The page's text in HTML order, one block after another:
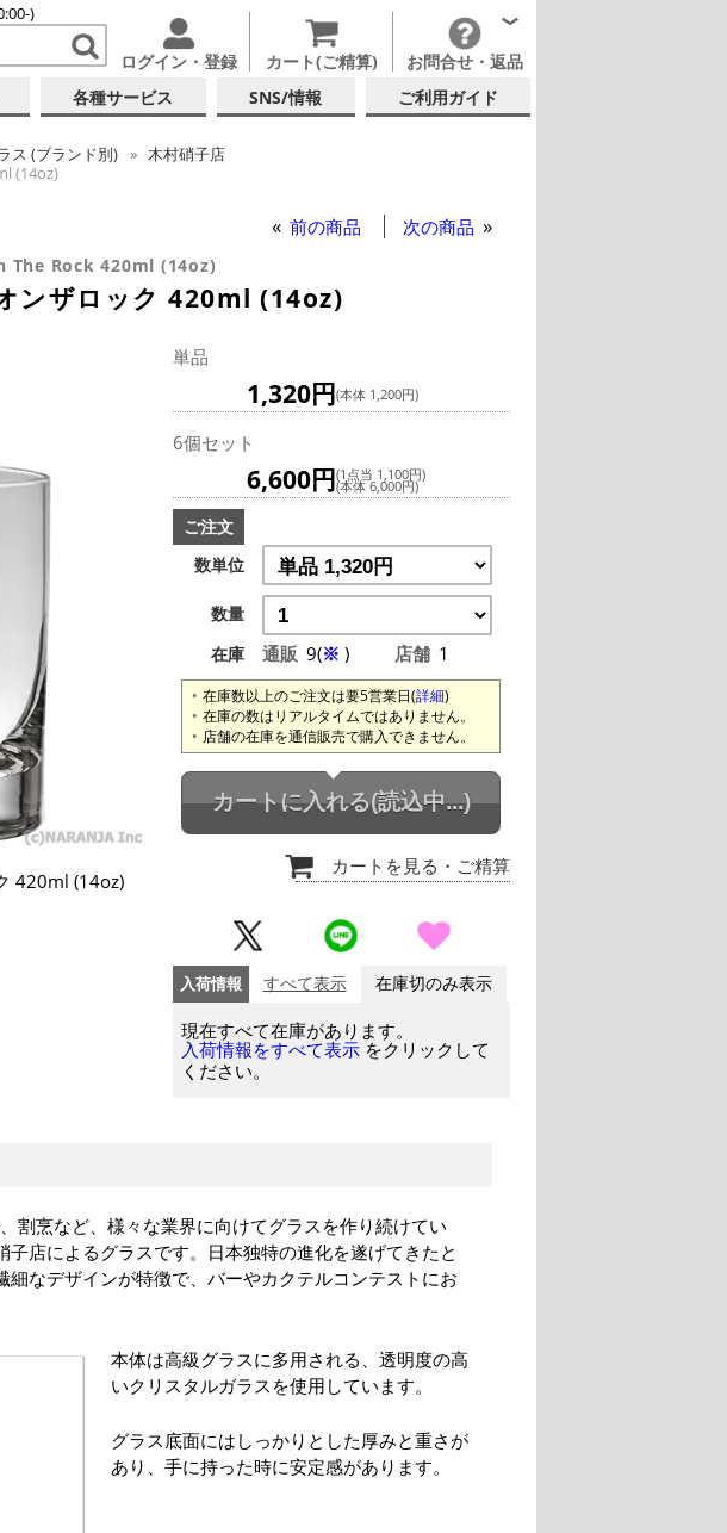
)
ログイン・登録 カート(ご精算) お問合せ・返品
各種サービス SNS/情報 ご利用ガイド
ス (ブランド別)
木村硝子店
(14oz)
前の商品 次の商品
The Rock 420ml (14oz)
ンザロック 420ml (14oz)
420ml (14oz)
単品
1,320円(本体 1,200円)
6個セット
6,600円(1点当 1,100円)
(本体 6,000円)
ご注文
数単位
数量
在庫
通販 9(※ ) 店舗 1
在庫数以上のご注文は要5営業日(詳細)
在庫の数はリアルタイムではありません。
店舗の在庫を通信販売で購入できません。
カートに入れる(読込中...)
カートを見る ・ご精算
入荷情報 すべて表示 在庫切のみ表示
現在すべて在庫があります。
入荷情報をすべて表示 をクリックして
ください。
割烹など、様々な業界に向けてグラスを作り続けてい
店によるグラスです。日本独特の進化を遂げてきたと
なデザインが特徴で、バーやカクテルコンテストにお
本体は高級グラスに多用される、透明度の高
いクリスタルガラスを使用しています。
グラス底面にはしっかりとした厚みと重さが
あり、手に持った時に安定感があります。